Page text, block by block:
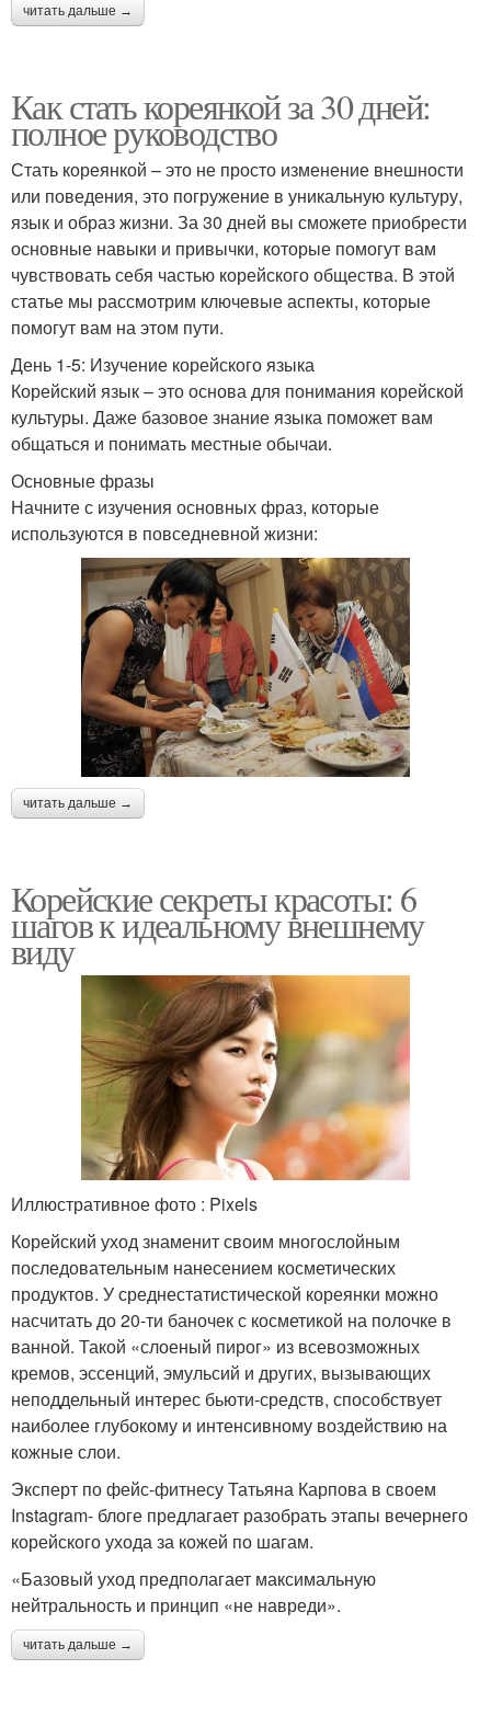
читать дальше →
Как стать кореянкой за 30 дней:
полное руководство
Стать кореянкой – это не просто изменение внешности
или поведения, это погружение в уникальную культуру,
язык и образ жизни. За 30 дней вы сможете приобрести
основные навыки и привычки, которые помогут вам
чувствовать себя частью корейского общества. В этой
статье мы рассмотрим ключевые аспекты, которые
помогут вам на этом пути.
День 1-5: Изучение корейского языка
Корейский язык – это основа для понимания корейской
культуры. Даже базовое знание языка поможет вам
общаться и понимать местные обычаи.
Основные фразы
Начните с изучения основных фраз, которые
используются в повседневной жизни:
читать дальше →
Корейские секреты красоты: 6
шагов к идеальному внешнему
виду
Иллюстративное фото : Pixels
Корейский уход знаменит своим многослойным
последовательным нанесением косметических
продуктов. У среднестатистической кореянки можно
насчитать до 20-ти баночек с косметикой на полочке в
ванной. Такой «слоеный пирог» из всевозможных
кремов, эссенций, эмульсий и других, вызывающих
неподдельный интерес бьюти-средств, способствует
наиболее глубокому и интенсивному воздействию на
кожные слои.
Эксперт по фейс-фитнесу Татьяна Карпова в своем
Instagram- блоге предлагает разобрать этапы вечернего
корейского ухода за кожей по шагам.
«Базовый уход предполагает максимальную
нейтральность и принцип «не навреди».
читать дальше →